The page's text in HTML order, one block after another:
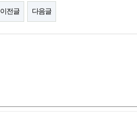
이전글 다음글